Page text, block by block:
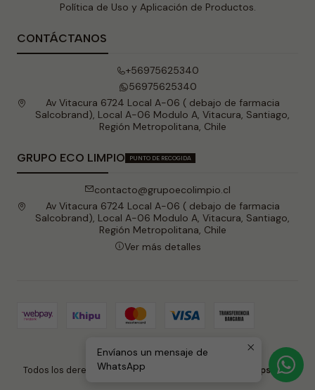
Política de Uso y Aplicación de Productos.
CONTÁCTANOS
+56975625340
56975625340
Av Vitacura 6724 Local A-06 ( debajo de farmacia
Salcobrand), Local A-06 Modulo A, Vitacura, Santiago,
Región Metropolitana, Chile
GRUPO ECO LIMPIO PUNTO DE RECOGIDA
contacto@grupoecolimpio.cl
Av Vitacura 6724 Local A-06 ( debajo de farmacia
Salcobrand), Local A-06 Modulo A, Vitacura, Santiago,
Región Metropolitana, Chile
Ver más detalles
2026 Grupo Eco Limpio .
Todos los derechos reservados.
Desarrollado por Jumpseller.
Envíanos un mensaje de
WhatsApp